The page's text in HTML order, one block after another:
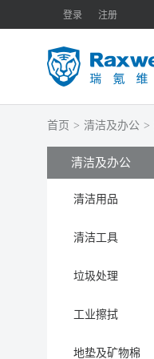
登录 注册
首页 > 清洁及办公 >
清洁及办公
清洁用品
清洁工具
垃圾处理
工业擦拭
地垫及矿物棉